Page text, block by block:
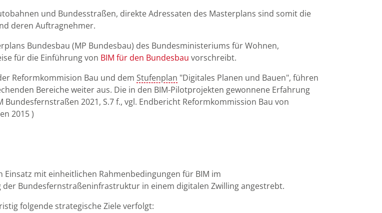
und Bundesstraßen, direkte Adressaten des Masterplans sind somit die
deren Auftragnehmer.
Bundesbau (MP Bundesbau) des Bundesministeriums für Wohnen,
für die Einführung von BIM für den Bundesbau vorschreibt.
Reformkommision Bau und dem Stufenplan "Digitales Planen und Bauen", führen
Bereiche weiter aus. Die in den BIM-Pilotprojekten gewonnene Erfahrung
2021, S.7 f., vgl. Endbericht Reformkommission Bau von
2015 )
mit einheitlichen Rahmenbedingungen für BIM im
Bundesfernstraßeninfrastruktur in einem digitalen Zwilling angestrebt.
folgende strategische Ziele verfolgt: